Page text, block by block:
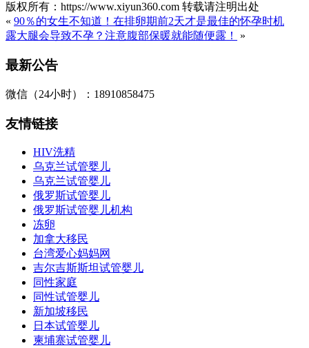
版权所有：https://www.xiyun360.com 转载请注明出处
« 90％的女生不知道！在排卵期前2天才是最佳的怀孕时机
露大腿会导致不孕？注意腹部保暖就能随便露！
»
最新公告
微信（24小时）：18910858475
友情链接
HIV洗精
乌克兰试管婴儿
乌克兰试管婴儿
俄罗斯试管婴儿
俄罗斯试管婴儿机构
冻卵
加拿大移民
台湾爱心妈妈网
吉尔吉斯斯坦试管婴儿
同性家庭
同性试管婴儿
新加坡移民
日本试管婴儿
柬埔寨试管婴儿